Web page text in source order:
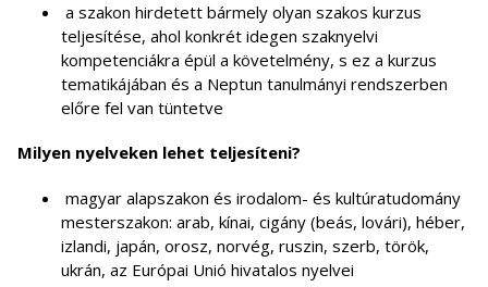
a szakon hirdetett bármely olyan szakos kurzus
teljesítése, ahol konkrét idegen szaknyelvi
kompetenciákra épül a követelmény, s ez a kurzus
tematikájában és a Neptun tanulmányi rendszerben
előre fel van tüntetve
Milyen nyelveken lehet teljesíteni?
magyar alapszakon és irodalom- és kultúratudomány
mesterszakon: arab, kínai, cigány (beás, lovári), héber,
izlandi, japán, orosz, norvég, ruszin, szerb, török,
ukrán, az Európai Unió hivatalos nyelvei